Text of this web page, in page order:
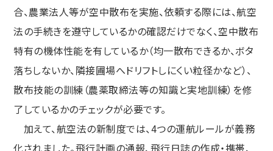
合、農業法人等が空中散布を実施、依頼する際には、航空
法の手続きを遵守しているかの確認だけでなく、空中散布
特有の機体性能を有しているか（均一散布できるか、ボタ
落ちしないか、隣接圃場へドリフトしにくい粒径かなど）、
散布技能の訓練（農薬取締法等の知識と実地訓練）を修
了しているかのチェックが必要です。
加えて、航空法の新制度では、4つの運航ルールが義務
化されました。飛行計画の通報、飛行日誌の作成・携帯、